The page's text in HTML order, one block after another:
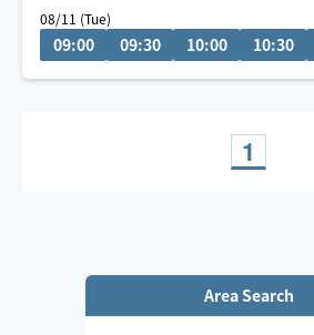
優しい手、温かい手と驚かれる自慢
ている身体と心に寄り添い、癒しま
⭐︎明るくてよく笑い話しやすい性格で
08/11 (Tue)
09:00 09:30 10:00 10:30
1
Area Search